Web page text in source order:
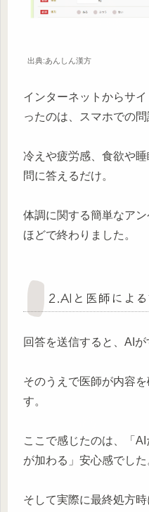
出典:あんしん漢方
インターネットからサ
ったのは、スマホでの問
冷えや疲労感、食欲や
問に答えるだけ。
体調に関する簡単なア
ほどで終わりました。
2.AIと医師によ
回答を送信すると、AIが
そのうえで医師が内容
す。
ここで感じたのは、「
が加わる」安心感でした
そして実際に最終処方